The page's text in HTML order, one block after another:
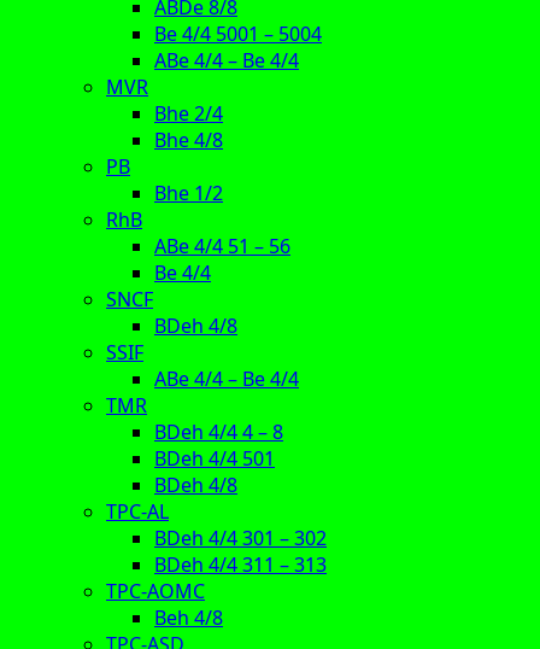
ABDe 8/8
Be 4/4 5001 – 5004
ABe 4/4 – Be 4/4
MVR
Bhe 2/4
Bhe 4/8
PB
Bhe 1/2
RhB
ABe 4/4 51 – 56
Be 4/4
SNCF
BDeh 4/8
SSIF
ABe 4/4 – Be 4/4
TMR
BDeh 4/4 4 – 8
BDeh 4/4 501
BDeh 4/8
TPC-AL
BDeh 4/4 301 – 302
BDeh 4/4 311 – 313
TPC-AOMC
Beh 4/8